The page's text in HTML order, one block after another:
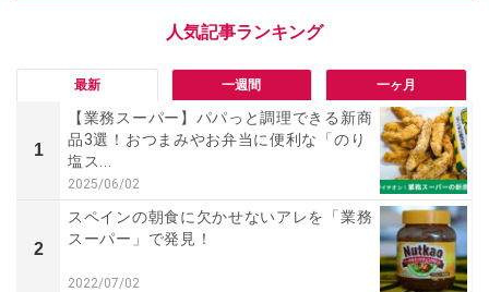
最新 一週間 一ヶ月
1
【業務スーパー】パパっと調理できる新商
品3選！おつまみやお弁当に便利な「のり
塩ス...
2025/06/02
2
スペインの朝食に欠かせないアレを「業務
スーパー」で発見！
2022/07/02